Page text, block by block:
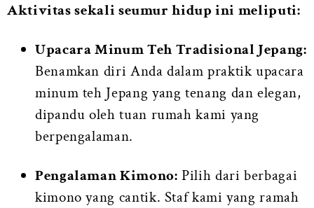
Aktivitas sekali seumur hidup ini meliputi:
Upacara Minum Teh Tradisional Jepang:
Benamkan diri Anda dalam praktik upacara
minum teh Jepang yang tenang dan elegan,
dipandu oleh tuan rumah kami yang
berpengalaman.
Pengalaman Kimono: Pilih dari berbagai
kimono yang cantik. Staf kami yang ramah